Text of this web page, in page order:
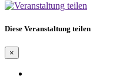
Diese Veranstaltung teilen
×